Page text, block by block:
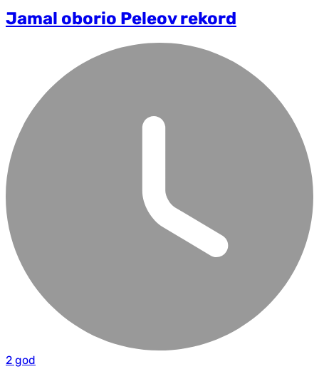
Jamal oborio Peleov rekord
2 god